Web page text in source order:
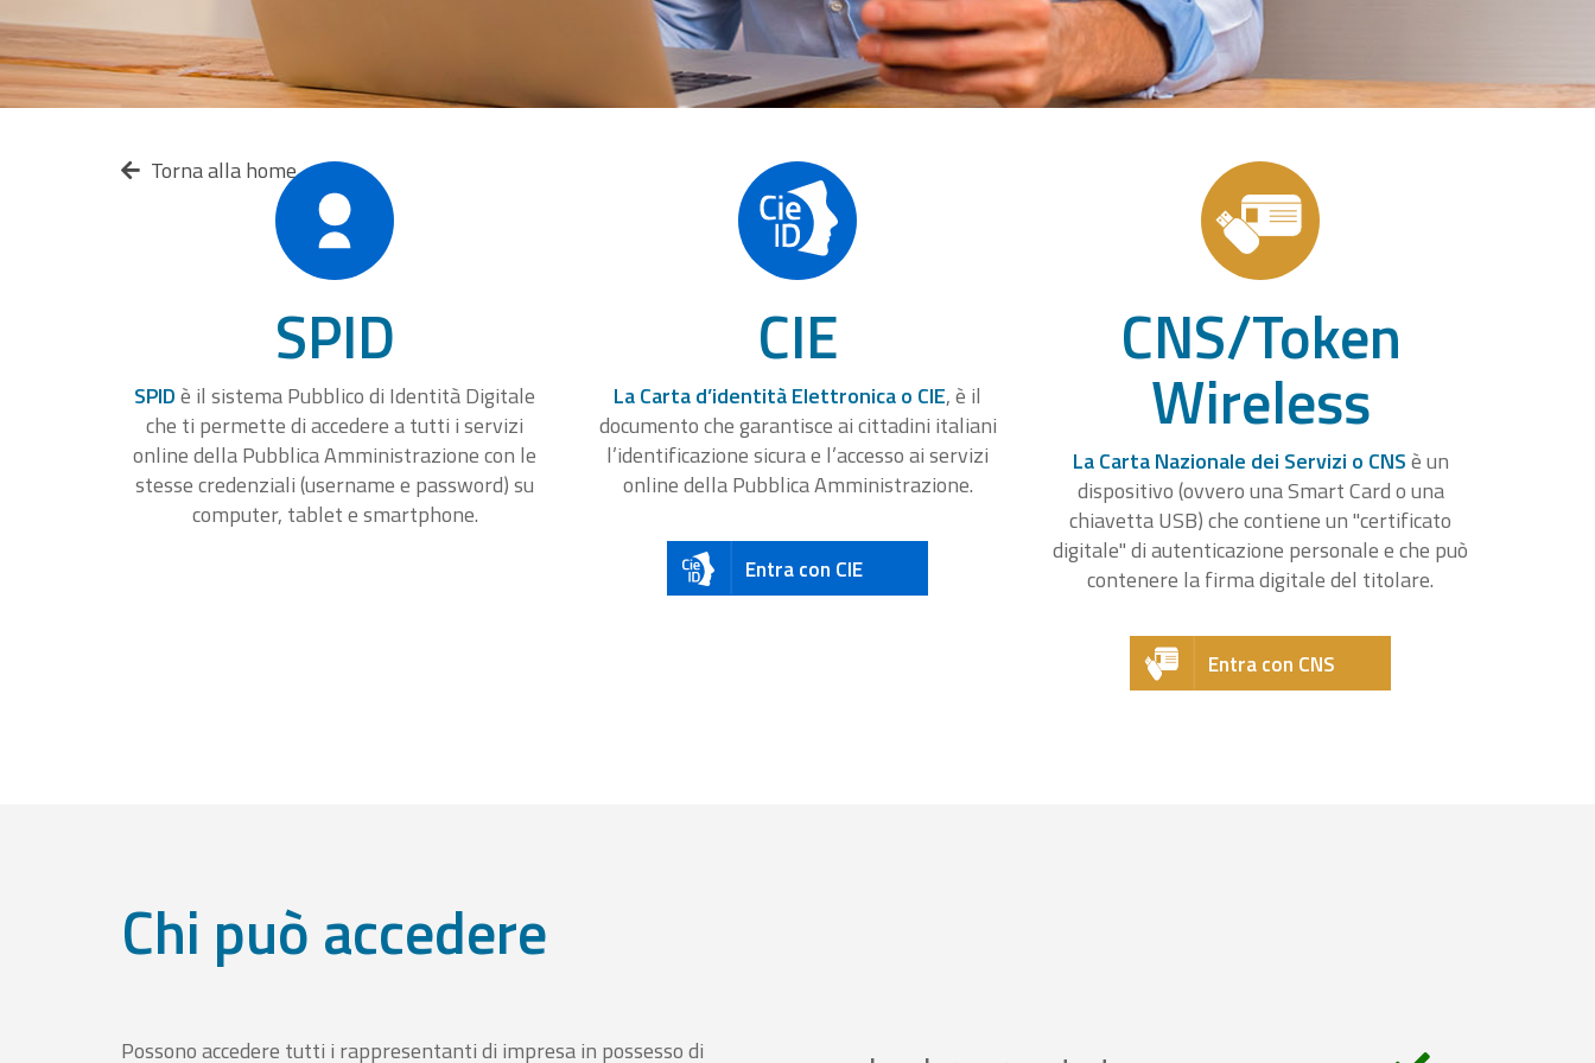
Torna alla home
SPID
SPIDè il sistema Pubblico di Identità Digitale
che ti permette di accedere a tutti i servizi
online della Pubblica Amministrazione con le
stesse credenziali (username e password) su
computer, tablet e smartphone.
CIE
La Carta d’identità Elettronica o CIE, è il
documento che garantisce ai cittadini italiani
l’identificazione sicura e l’accesso ai servizi
online della Pubblica Amministrazione.
Entra con CIE
CNS/Token
Wireless
La Carta Nazionale dei Servizi o CNSè un
dispositivo (ovvero una Smart Card o una
chiavetta USB) che contiene un "certificato
digitale" di autenticazione personale e che può
contenere la firma digitale del titolare.
Entra con CNS
Chi può accedere
Possono accedere tutti i rappresentanti di impresa in possesso di